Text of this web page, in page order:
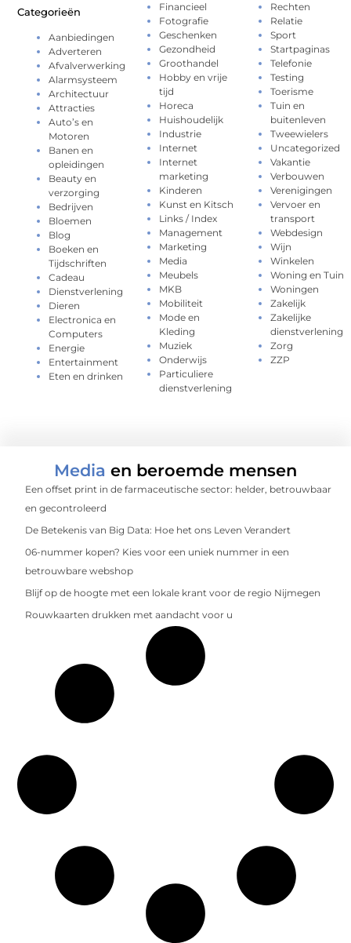
Categorieën
Aanbiedingen
Adverteren
Afvalverwerking
Alarmsysteem
Architectuur
Attracties
Auto’s en
Motoren
Banen en
opleidingen
Beauty en
verzorging
Bedrijven
Bloemen
Blog
Boeken en
Tijdschriften
Cadeau
Dienstverlening
Dieren
Electronica en
Computers
Energie
Entertainment
Eten en drinken
Financieel
Fotografie
Geschenken
Gezondheid
Groothandel
Hobby en vrije
tijd
Horeca
Huishoudelijk
Industrie
Internet
Internet
marketing
Kinderen
Kunst en Kitsch
Links / Index
Management
Marketing
Media
Meubels
MKB
Mobiliteit
Mode en
Kleding
Muziek
Onderwijs
Particuliere
dienstverlening
Rechten
Relatie
Sport
Startpaginas
Telefonie
Testing
Toerisme
Tuin en
buitenleven
Tweewielers
Uncategorized
Vakantie
Verbouwen
Verenigingen
Vervoer en
transport
Webdesign
Wijn
Winkelen
Woning en Tuin
Woningen
Zakelijk
Zakelijke
dienstverlening
Zorg
ZZP
Media en beroemde mensen
Een offset print in de farmaceutische sector: helder, betrouwbaar
en gecontroleerd
De Betekenis van Big Data: Hoe het ons Leven Verandert
06-nummer kopen? Kies voor een uniek nummer in een
betrouwbare webshop
Blijf op de hoogte met een lokale krant voor de regio Nijmegen
Rouwkaarten drukken met aandacht voor u